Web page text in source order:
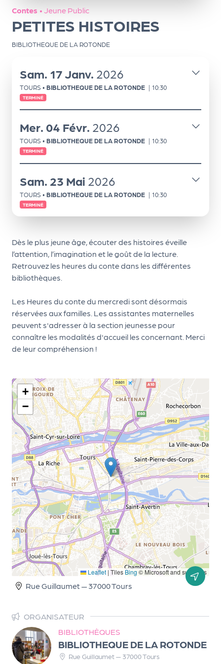
Contes • Jeune Public
PETITES HISTOIRES
BIBLIOTHEQUE DE LA ROTONDE
Sam. 17 Janv. 2026
TOURS • BIBLIOTHEQUE DE LA ROTONDE | 10:30
TERMINÉ
Mer. 04 Févr. 2026
TOURS • BIBLIOTHEQUE DE LA ROTONDE | 10:30
TERMINÉ
Sam. 23 Mai 2026
TOURS • BIBLIOTHEQUE DE LA ROTONDE | 10:30
TERMINÉ
Dès le plus jeune âge, écouter des histoires éveille
l’attention, l’imagination et le goût de la lecture.
Retrouvez les heures du conte dans les différentes
bibliothèques.
Les Heures du conte du mercredi sont désormais
réservées aux familles. Les assistantes maternelles
peuvent s'adresser à la section jeunesse pour
connaître les modalités d'accueil les concernant. Merci
de leur compréhension !
+
−
Leaflet | Tiles Bing© Microsoft and suppliers
Rue Guillaumet — 37000 Tours
ORGANISATEUR
BIBLIOTHÈQUES
BIBLIOTHEQUE DE LA ROTONDE
Rue Guillaumet — 37000 Tours
ns
PR
O
PR
O
G!
Le
Ma
g
Sui
vr
e
le
PR
O
G!
os
se
rvi
ce
L
e
k
it
d
e
l'
o
r
g
a
n
a
t
e